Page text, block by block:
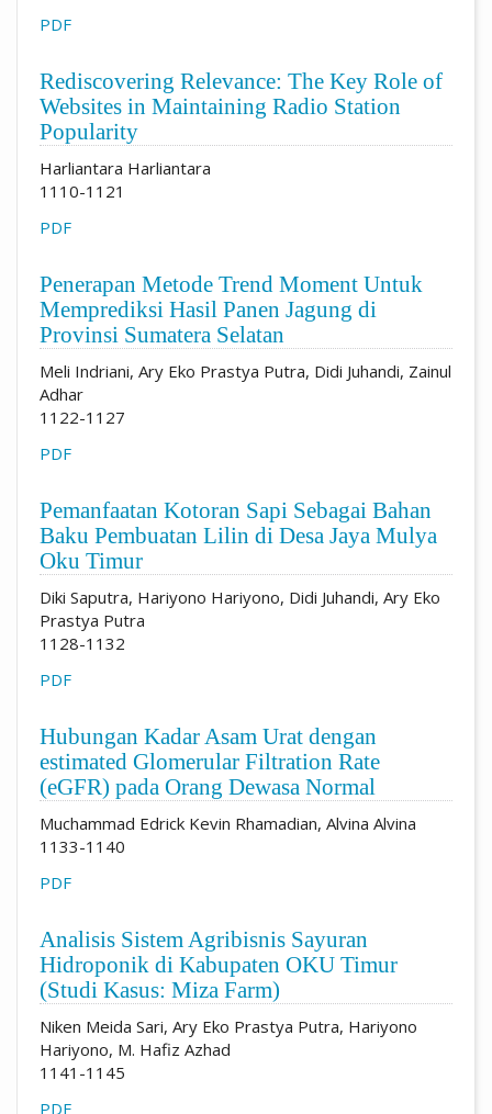
PDF
Rediscovering Relevance: The Key Role of
Websites in Maintaining Radio Station
Popularity
Harliantara Harliantara
1110-1121
PDF
Penerapan Metode Trend Moment Untuk
Memprediksi Hasil Panen Jagung di
Provinsi Sumatera Selatan
Meli Indriani, Ary Eko Prastya Putra, Didi Juhandi, Zainul
Adhar
1122-1127
PDF
Pemanfaatan Kotoran Sapi Sebagai Bahan
Baku Pembuatan Lilin di Desa Jaya Mulya
Oku Timur
Diki Saputra, Hariyono Hariyono, Didi Juhandi, Ary Eko
Prastya Putra
1128-1132
PDF
Hubungan Kadar Asam Urat dengan
estimated Glomerular Filtration Rate
(eGFR) pada Orang Dewasa Normal
Muchammad Edrick Kevin Rhamadian, Alvina Alvina
1133-1140
PDF
Analisis Sistem Agribisnis Sayuran
Hidroponik di Kabupaten OKU Timur
(Studi Kasus: Miza Farm)
Niken Meida Sari, Ary Eko Prastya Putra, Hariyono
Hariyono, M. Hafiz Azhad
1141-1145
PDF